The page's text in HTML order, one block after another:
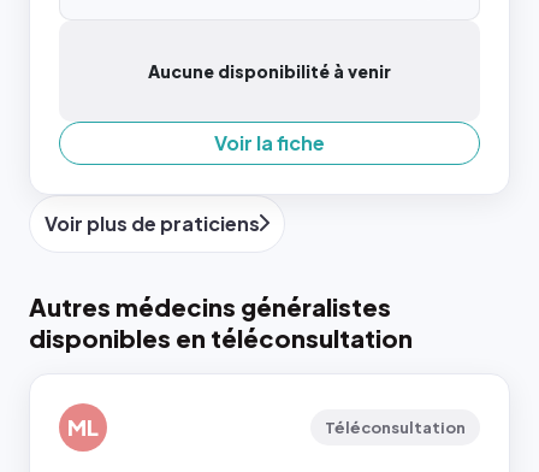
Aucune disponibilité à venir
Voir la fiche
Voir plus de praticiens
Autres médecins généralistes
disponibles en téléconsultation
ML Téléconsultation